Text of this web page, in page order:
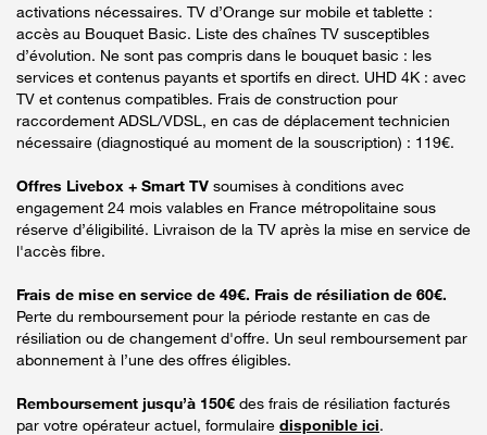
activations nécessaires. TV d’Orange sur mobile et tablette :
accès au Bouquet Basic. Liste des chaînes TV susceptibles
d’évolution. Ne sont pas compris dans le bouquet basic : les
services et contenus payants et sportifs en direct. UHD 4K : avec
TV et contenus compatibles. Frais de construction pour
raccordement ADSL/VDSL, en cas de déplacement technicien
nécessaire (diagnostiqué au moment de la souscription) : 119€.
Offres Livebox + Smart TV soumises à conditions avec
engagement 24 mois valables en France métropolitaine sous
réserve d’éligibilité. Livraison de la TV après la mise en service de
l'accès fibre.
Frais de mise en service de 49€. Frais de résiliation de 60€.
Perte du remboursement pour la période restante en cas de
résiliation ou de changement d'offre. Un seul remboursement par
abonnement à l’une des offres éligibles.
Remboursement jusqu’à 150€ des frais de résiliation facturés
par votre opérateur actuel, formulaire disponible ici.